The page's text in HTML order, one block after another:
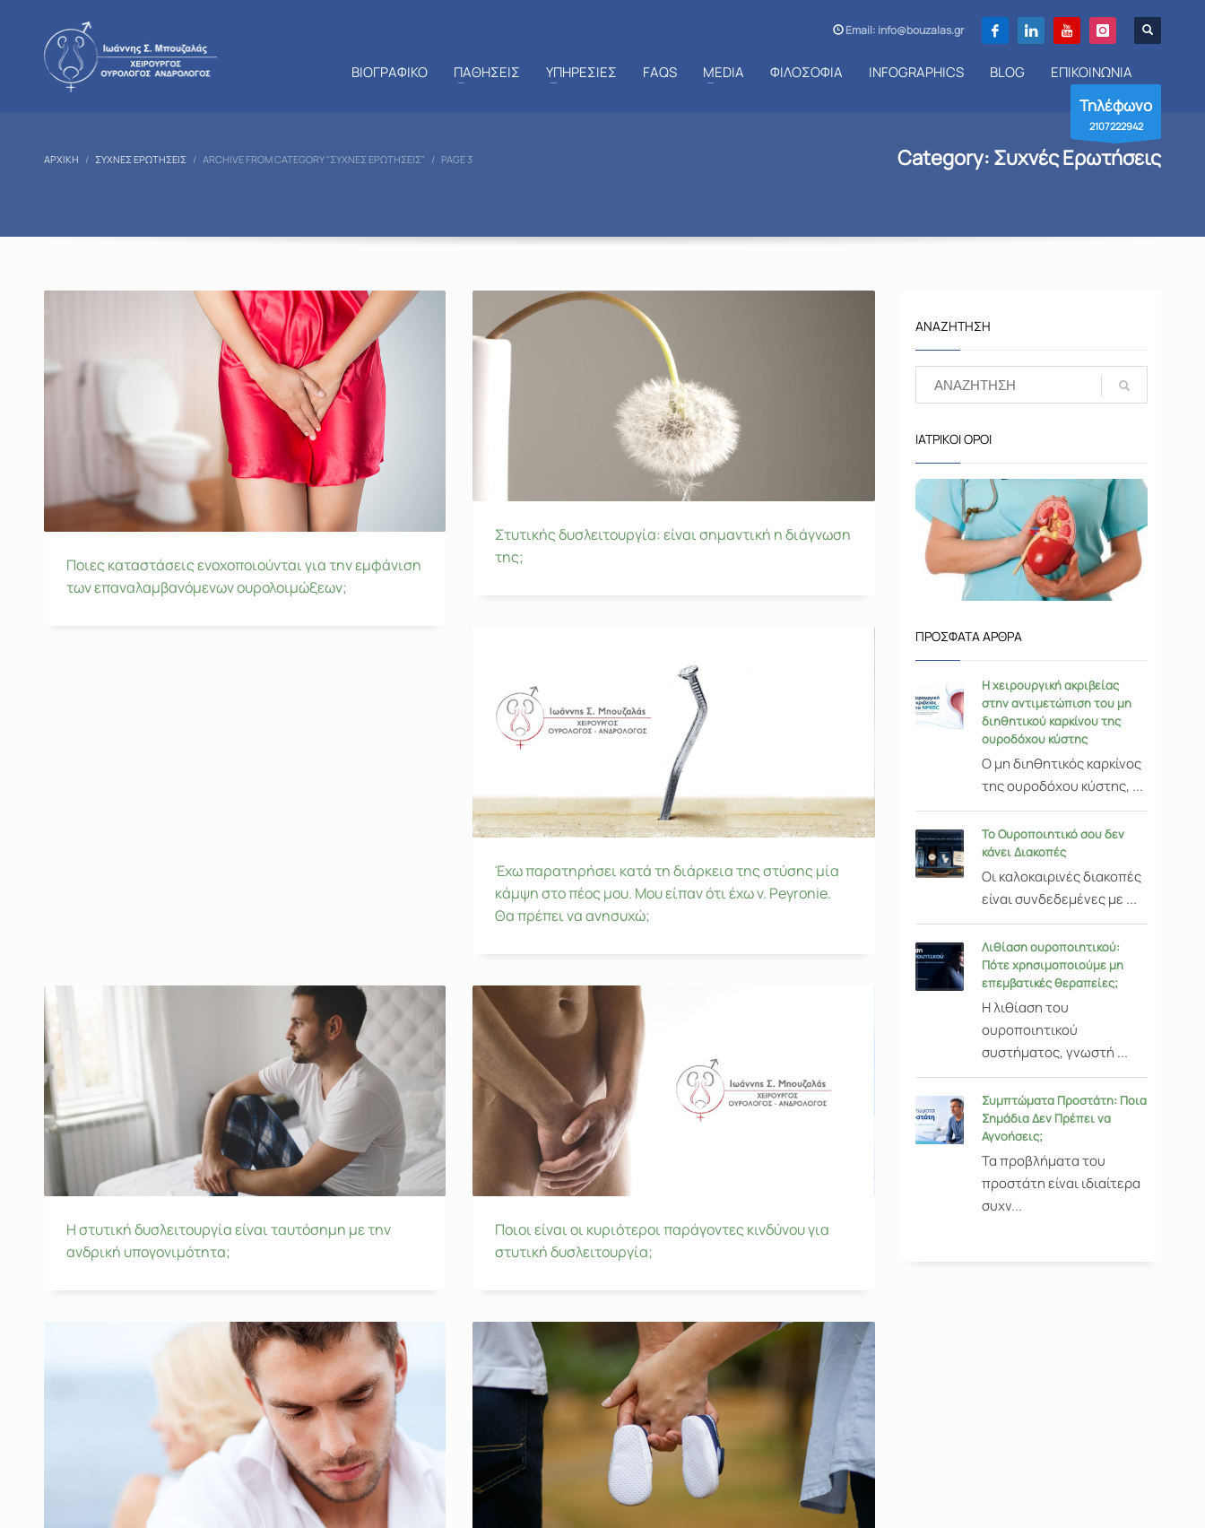
Email: info@bouzalas.gr
ΒΙΟΓΡΑΦΙΚΟ ΠΑΘΗΣΕΙΣ ΥΠΗΡΕΣΙΕΣ FAQS MEDIA ΦΙΛΟΣΟΦΙΑ INFOGRAPHICS BLOG ΕΠΙΚΟΙΝΩΝΙΑ
Τηλέφωνο
2107222942
ΑΡΧΙΚΉ ΣΥΧΝΈΣ ΕΡΩΤΉΣΕΙΣ ARCHIVE FROM CATEGORY "ΣΥΧΝΈΣ ΕΡΩΤΉΣΕΙΣ" PAGE 3 Category: Συχνές Ερωτήσεις
Ποιες καταστάσεις ενοχοποιούνται για την εμφάνιση
των επαναλαμβανόμενων ουρολοιμώξεων;
Στυτικής δυσλειτουργία: είναι σημαντική η διάγνωση
της;
Έχω παρατηρήσει κατά τη διάρκεια της στύσης μία
κάμψη στο πέος μου. Μου είπαν ότι έχω ν. Peyronie.
Θα πρέπει να ανησυχώ;
Η στυτική δυσλειτουργία είναι ταυτόσημη με την
ανδρική υπογονιμότητα;
Ποιοι είναι οι κυριότεροι παράγοντες κινδύνου για
στυτική δυσλειτουργία;
ΑΝΑΖΉΤΗΣΗ
ΙΑΤΡΙΚΟΊ ΌΡΟΙ
ΠΡΌΣΦΑΤΑ ΆΡΘΡΑ
Η χειρουργική ακριβείας
στην αντιμετώπιση του μη
διηθητικού καρκίνου της
ουροδόχου κύστης
Ο μη διηθητικός καρκίνος
της ουροδόχου κύστης, ...
Το Ουροποιητικό σου δεν
κάνει Διακοπές
Οι καλοκαιρινές διακοπές
είναι συνδεδεμένες με ...
Λιθίαση ουροποιητικού:
Πότε χρησιμοποιούμε μη
επεμβατικές θεραπείες;
Η λιθίαση του
ουροποιητικού
συστήματος, γνωστή ...
Συμπτώματα Προστάτη: Ποια
Σημάδια Δεν Πρέπει να
Αγνοήσεις;
Τα προβλήματα του
προστάτη είναι ιδιαίτερα
συχν...